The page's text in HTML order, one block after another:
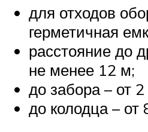
для отходов
герметичная
расстояние до
не менее 12 м;
до забора – от
до колодца – от